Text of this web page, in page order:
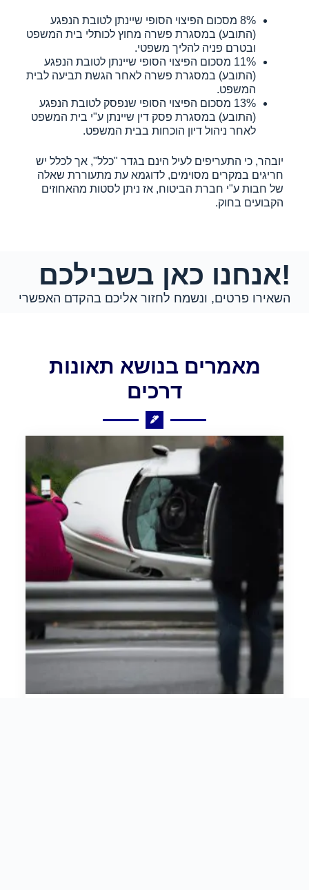
8% מסכום הפיצוי הסופי שיינתן לטובת הנפגע
(התובע) במסגרת פשרה מחוץ לכותלי בית המשפט
ובטרם פניה להליך משפטי.
11% מסכום הפיצוי הסופי שיינתן לטובת הנפגע
(התובע) במסגרת פשרה לאחר הגשת תביעה לבית
המשפט.
13% מסכום הפיצוי הסופי שנפסק לטובת הנפגע
(התובע) במסגרת פסק דין שיינתן ע"י בית המשפט
לאחר ניהול דיון הוכחות בבית המשפט.
יובהר, כי התעריפים לעיל הינם בגדר "כלל", אך לכלל יש
חריגים במקרים מסוימים, לדוגמא עת מתעוררת שאלה
של חבות ע"י חברת הביטוח, אז ניתן לסטות מהאחוזים
הקבועים בחוק.
!אנחנו כאן בשבילכם
השאירו פרטים, ונשמח לחזור אליכם בהקדם האפשרי
מאמרים בנושא תאונות
דרכים